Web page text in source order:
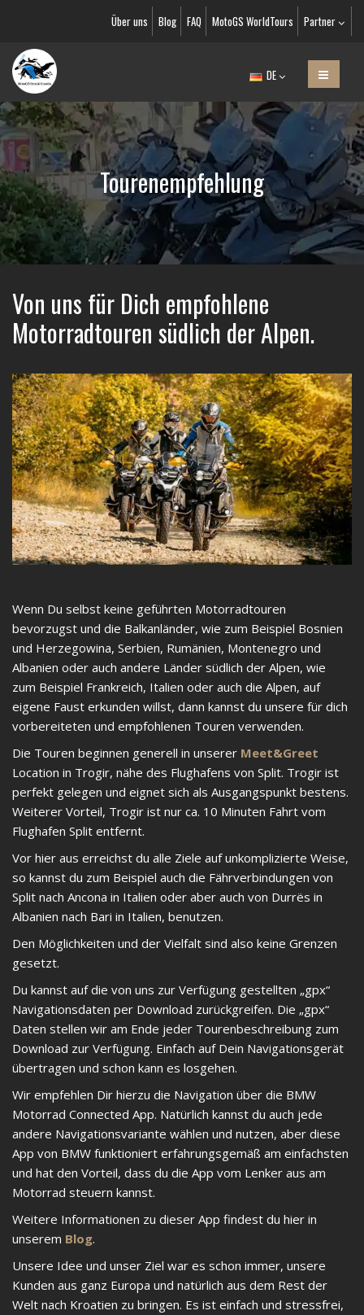
Über uns Blog FAQ MotoGS WorldTours Partner
DE
Tourenempfehlung
Von uns für Dich empfohlene
Motorradtouren südlich der Alpen.
Wenn Du selbst keine geführten Motorradtouren
bevorzugst und die Balkanländer, wie zum Beispiel Bosnien
und Herzegowina, Serbien, Rumänien, Montenegro und
Albanien oder auch andere Länder südlich der Alpen, wie
zum Beispiel Frankreich, Italien oder auch die Alpen, auf
eigene Faust erkunden willst, dann kannst du unsere für dich
vorbereiteten und empfohlenen Touren verwenden.
Die Touren beginnen generell in unserer Meet&Greet
Location in Trogir, nähe des Flughafens von Split. Trogir ist
perfekt gelegen und eignet sich als Ausgangspunkt bestens.
Weiterer Vorteil, Trogir ist nur ca. 10 Minuten Fahrt vom
Flughafen Split entfernt.
Vor hier aus erreichst du alle Ziele auf unkomplizierte Weise,
so kannst du zum Beispiel auch die Fährverbindungen von
Split nach Ancona in Italien oder aber auch von Durrës in
Albanien nach Bari in Italien, benutzen.
Den Möglichkeiten und der Vielfalt sind also keine Grenzen
gesetzt.
Du kannst auf die von uns zur Verfügung gestellten „gpx“
Navigationsdaten per Download zurückgreifen. Die „gpx“
Daten stellen wir am Ende jeder Tourenbeschreibung zum
Download zur Verfügung. Einfach auf Dein Navigationsgerät
übertragen und schon kann es losgehen.
Wir empfehlen Dir hierzu die Navigation über die BMW
Motorrad Connected App. Natürlich kannst du auch jede
andere Navigationsvariante wählen und nutzen, aber diese
App von BMW funktioniert erfahrungsgemäß am einfachsten
und hat den Vorteil, dass du die App vom Lenker aus am
Motorrad steuern kannst.
Weitere Informationen zu dieser App findest du hier in
unserem Blog.
Unsere Idee und unser Ziel war es schon immer, unsere
Kunden aus ganz Europa und natürlich aus dem Rest der
Welt nach Kroatien zu bringen. Es ist einfach und stressfrei,